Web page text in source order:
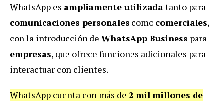
WhatsApp es ampliamente utilizadatanto para
comunicaciones personales como comerciales,
con la introducción de WhatsApp Business para
empresas, que ofrece funciones adicionales para
interactuar con clientes.
WhatsApp cuenta con más de 2 mil millones de